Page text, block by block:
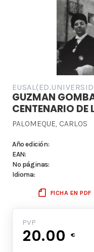
GUZMAN
CENTENARIO DE
PALOMEQUE, CARLOS
Año edición:
EAN:
Nº páginas:
Idioma:
FICHA EN PDF
PVP
20.00 €